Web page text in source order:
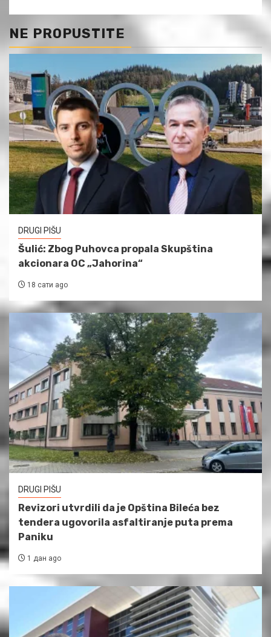
NE PROPUSTITE
DRUGI PIŠU
Šulić: Zbog Puhovca propala Skupština
akcionara OC „Jahorina“
18 сати ago
DRUGI PIŠU
Revizori utvrdili da je Opština Bileća bez
tendera ugovorila asfaltiranje puta prema
Paniku
1 дан ago